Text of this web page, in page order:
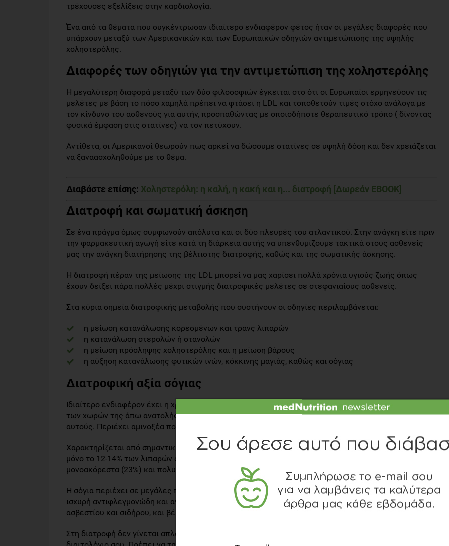
τρέχουσες εξελίξεις στην καρδιολογία.
Ένα από τα θέματα που συγκέντρωσαν ιδιαίτερο ενδιαφέρον φέτος ήταν οι μεγάλες διαφορές που
υπάρχουν μεταξύ των Αμερικανικών και των Ευρωπαικών οδηγιών αντιμετώπισης της υψηλής
χοληστερόλης.
Διαφορές των οδηγιών για την αντιμετώπιση της χοληστερόλης
Η μεγαλύτερη διαφορά μεταξύ των δύο φιλοσοφιών έγκειται στο ότι οι Ευρωπαίοι ερμηνεύουν τις
μελέτες με βάση το πόσο χαμηλά πρέπει να φτάσει η LDL και τοποθετούν τιμές στόχο ανάλογα με
τον κίνδυνο του ασθενούς για αυτήν, προσπαθώντας με οποιοδήποτε θεραπευτικό τρόπο ( δίνοντας
φυσικά έμφαση στις στατίνες) να τον πετύχουν.
Αντίθετα, οι Αμερικανοί θεωρούν πως αρκεί να δώσουμε στατίνες σε υψηλή δόση και δεν χρειάζεται
να ξαναασχοληθούμε με το θέμα.
Διαβάστε επίσης: Χοληστερόλη: η καλή, η κακή και η... διατροφή [Δωρεάν EBOOK]
Διατροφή και σωματική άσκηση
Σε ένα πράγμα όμως συμφωνούν απόλυτα και οι δύο πλευρές του ατλαντικού. Στην ανάγκη είτε πριν
την φαρμακευτική αγωγή είτε κατά τη διάρκεια αυτής να υπενθυμίζουμε τακτικά στους ασθενείς
μας την ανάγκη διατήρησης της βέλτιστης διατροφής, καθώς και της σωματικής άσκησης.
Η διατροφή πέραν της μείωσης της LDL μπορεί να μας χαρίσει πολλά χρόνια υγιούς ζωής όπως
έχουν δείξει πάρα πολλές μέχρι στιγμής διατροφικές μελέτες σε στεφανιαίους ασθενείς.
Στα κύρια σημεία διατροφικής μεταβολής που συστήνουν οι οδηγίες περιλαμβάνεται:
η μείωση κατανάλωσης κορεσμένων και τρανς λιπαρών
η κατανάλωση στερολών ή στανολών
η μείωση πρόσληψης χοληστερόλης και η μείωση βάρους
η αύξηση κατανάλωσης φυτικών ινών, κόκκινης μαγιάς, καθώς και σόγιας
Διατροφική αξία σόγιας
Ιδιαίτερο ενδιαφέρον έχει η χρήση σόγιας η οποία αποτελεί αναπόσπαστο κομμάτι της διατροφής
των χωρών της άπω ανατολής, και έχει συνδυαστεί με αυξημένη μακροζωία στους πληθυσμούς
αυτούς. Περιέχει αμινοξέα που ο οργανισμός δε μπορεί να συνθέσει.
Χαρακτηρίζεται από σημαντική περιεκτικότητα πρωτεϊνών υψηλής διατροφικής αξίας, όπου όμως
μόνο το 12-14% των λιπαρών οξέων της σόγιας είναι κορεσμένα ενώ το μεγαλύτερο ποσοστό είναι
μονοακόρεστα (23%) και πολυακόρεστα (63%).
Η σόγια περιέχει σε μεγάλες ποσότητες τις ισοφλαβόνες, μια ομάδα φυτικών οιστρογόνων με
ισχυρή αντιφλεγμονώδη και αντιοξειδωτική δράση. Επιπλέον, περιέχει σημαντικές ποσότητες
ασβεστίου και σιδήρου, και βέβαια σημαντικές ποσότητες πρωτεϊνών.
Στη διατροφή δεν γίνεται απλά να εξαφανίσεις μία ομάδα τροφών που είναι επιβλαβής απο το